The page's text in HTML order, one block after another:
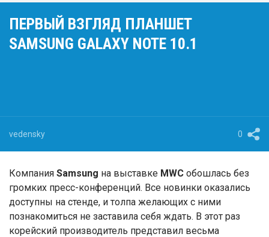
ПЕРВЫЙ ВЗГЛЯД ПЛАНШЕТ
SAMSUNG GALAXY NOTE 10.1
vedensky 0
Компания Samsung на выставке MWC обошлась без
громких пресс-конференций. Все новинки оказались
доступны на стенде, и толпа желающих с ними
познакомиться не заставила себя ждать. В этот раз
корейский производитель представил весьма